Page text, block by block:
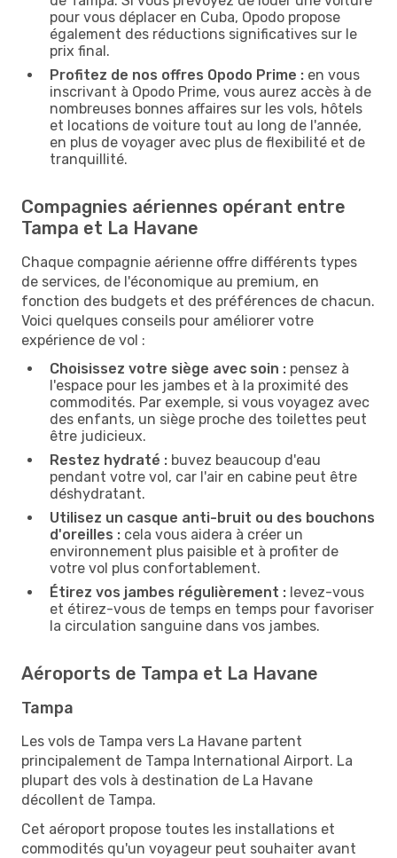
pour vous déplacer en Cuba, Opodo propose
également des réductions significatives sur le
prix final.
Profitez de nos offres Opodo Prime : en vous
inscrivant à Opodo Prime, vous aurez accès à de
nombreuses bonnes affaires sur les vols, hôtels
et locations de voiture tout au long de l'année,
en plus de voyager avec plus de flexibilité et de
tranquillité.
Compagnies aériennes opérant entre
Tampa et La Havane
Chaque compagnie aérienne offre différents types
de services, de l'économique au premium, en
fonction des budgets et des préférences de chacun.
Voici quelques conseils pour améliorer votre
expérience de vol :
Choisissez votre siège avec soin : pensez à
l'espace pour les jambes et à la proximité des
commodités. Par exemple, si vous voyagez avec
des enfants, un siège proche des toilettes peut
être judicieux.
Restez hydraté : buvez beaucoup d'eau
pendant votre vol, car l'air en cabine peut être
déshydratant.
Utilisez un casque anti-bruit ou des bouchons
d'oreilles : cela vous aidera à créer un
environnement plus paisible et à profiter de
votre vol plus confortablement.
Étirez vos jambes régulièrement : levez-vous
et étirez-vous de temps en temps pour favoriser
la circulation sanguine dans vos jambes.
Aéroports de Tampa et La Havane
Tampa
Les vols de Tampa vers La Havane partent
principalement de Tampa International Airport. La
plupart des vols à destination de La Havane
décollent de Tampa.
Cet aéroport propose toutes les installations et
commodités qu'un voyageur peut souhaiter avant